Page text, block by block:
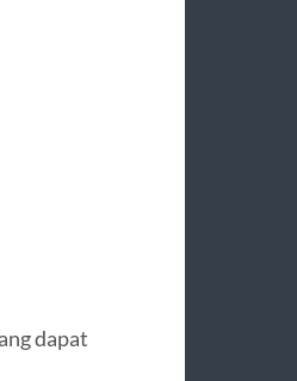
dapat